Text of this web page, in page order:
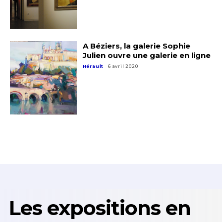
A Béziers, la galerie Sophie
Julien ouvre une galerie en ligne
Hérault 6 avril 2020
Les expositions en